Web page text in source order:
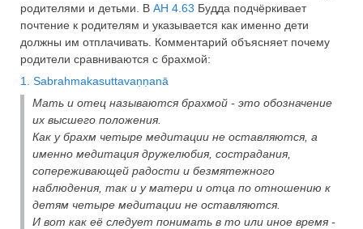
родителями и детьми. В АН 4.63 Будда подчёркивает
почтение к родителям и указывается как именно дети
должны им отплачивать. Комментарий объясняет почему
родители сравниваются с брахмой:
1. Sabrahmakasuttavaṇṇanā
Мать и отец называются брахмой - это обозначение
их высшего положения.
Как у брахм четыре медитации не оставляются, а
именно медитация дружелюбия, сострадания,
сопереживающей радости и безмятежного
наблюдения, так и у матери и отца по отношению к
детям четыре медитации не оставляются.
И вот как её следует понимать в то или иное время -